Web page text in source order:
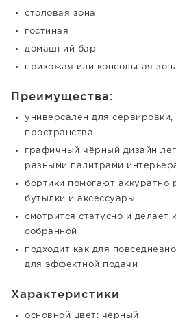
столовая зона
гостиная
домашний бар
прихожая или консольная
Преимущества:
универсален для сервировки,
пространства
графичный чёрный дизайн
разными палитрами
бортики помогают аккуратно
бутылки и аксессуары
смотрится статусно и делает
собранной
подходит как для
для эффектной подачи
Характеристики
основной цвет: чёрный